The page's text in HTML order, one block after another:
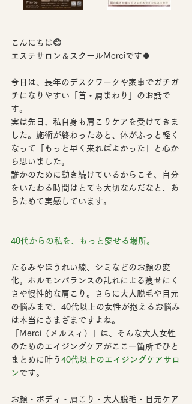
こんにちは😊
エステサロン＆スクールMerciです🍀
今日は、長年のデスクワークや家事でガチガ
チになりやすい「首・肩まわり」のお話で
す。
実は先日、私自身も肩こりケアを受けてきま
した。施術が終わったあと、体がふっと軽く
なって「もっと早く来ればよかった」と心か
ら思いました。
誰かのために動き続けているからこそ、
自分
をいたわる時間 はとても大切なんだなと、あ
らためて実感しています。
40代からの私を、もっと愛せる場所。
たるみやほうれい線、シミなどのお顔の変
化。ホルモンバランスの乱れによる痩せにく
さや慢性的な肩こり。さらに大人脱毛や目元
の悩みまで、40代以上の女性が抱えるお悩み
は本当にさまざまですよね。
「Merci（メルスィ）」は、そんな大人女性
のためのエイジングケアがここ一箇所でひと
まとめ に叶う 40代以上のエイジングケアサロ
ンです。
お顔・ボディ・肩こり・大人脱毛・目元ケア